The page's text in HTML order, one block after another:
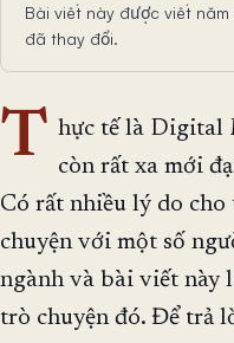
Bài viết này được viết
đã thay đổi.
T hực tế là Digital
còn rất xa mới
Có rất nhiều lý do
chuyện với một số
ngành và bài viết này
trò chuyện đó. Để trả